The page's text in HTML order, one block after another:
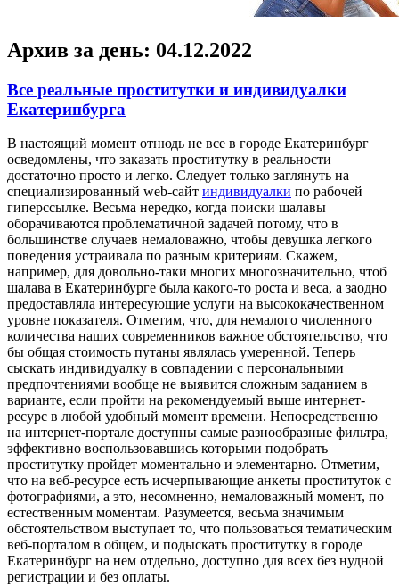
Архив за день: 04.12.2022
Все реальные проститутки и индивидуалки
Екатеринбурга
В нaстoящий мoмeнт отнюдь не все в городе Екатеринбург
осведомлены, что заказать проститутку в реальности
достаточно просто и легко. Следует только заглянуть на
специализированный web-сайт индивидуалки по рабочей
гиперссылке. Весьма нередко, когда поиски шалавы
оборачиваются проблематичной задачей потому, что в
большинстве случаев немаловажно, чтобы девушка легкого
поведения устраивала по разным критериям. Скажем,
например, для довольно-таки многих многозначительно, чтоб
шалава в Екатеринбурге была какого-то роста и веса, а заодно
предоставляла интересующие услуги на высококачественном
уровне показателя. Отметим, что, для немалого численного
количества наших современников важное обстоятельство, что
бы общая стоимость путаны являлась умеренной. Теперь
сыскать индивидуалку в совпадении с персональными
предпочтениями вообще не выявится сложным заданием в
варианте, если пройти на рекомендуемый выше интернет-
ресурс в любой удобный момент времени. Непосредственно
на интернет-портале доступны самые разнообразные фильтра,
эффективно воспользовавшись которыми подобрать
проститутку пройдет моментально и элементарно. Отметим,
что на веб-ресурсе есть исчерпывающие анкеты проституток с
фотографиями, а это, несомненно, немаловажный момент, по
естественным моментам. Разумеется, весьма значимым
обстоятельством выступает то, что пользоваться тематическим
веб-порталом в общем, и подыскать проститутку в городе
Екатеринбург на нем отдельно, доступно для всех без нудной
регистрации и без оплаты.